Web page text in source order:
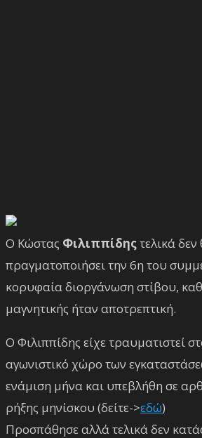
Ο Κώστας Φιλιππίδηςτελικά δεν
πραγματοποιήσει την 6η του
κορυφαία διοργάνωση στίβου,
μαγνητικής ήταν αποτρεπτική.
Ο Φιλιππίδης είχε τραυματιστεί
αγωνιστικό χώρο των
ενάμιση μήνα και υπεβλήθη σε
ρήξης μηνίσκου (δείτε->εδώ)
Προσπάθησε αλλά τελικά δεν